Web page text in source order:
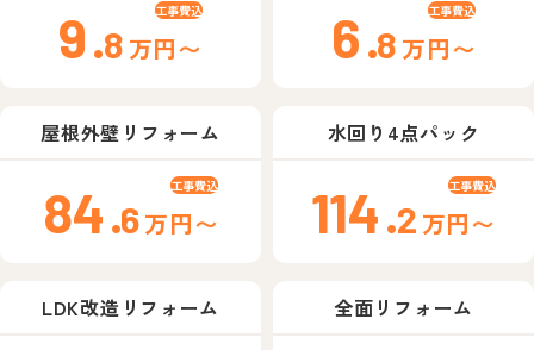
9.8 万円〜
工事費込 6.8 万円〜
工事費込
屋根外壁リフォーム
84.6万円〜
工事費込
水回り4点パック
114.2 万円〜
工事費込
LDK改造リフォーム 全面リフォーム